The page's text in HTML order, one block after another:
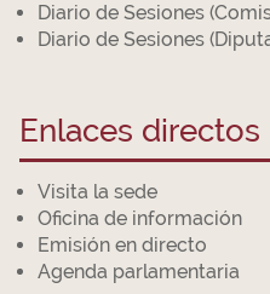
Diario de Sesiones
Diario de Sesiones
Enlaces directos
Visita la sede
Oficina de información
Emisión en directo
Agenda parlamentaria